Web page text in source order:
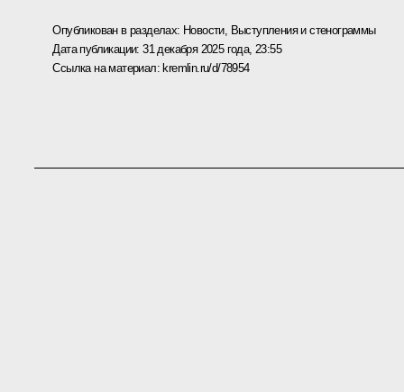
Опубликован в разделах: Новости, Выступления и стенограммы
Дата публикации:31 декабря 2025 года, 23:55
Ссылка на материал:kremlin.ru/d/78954